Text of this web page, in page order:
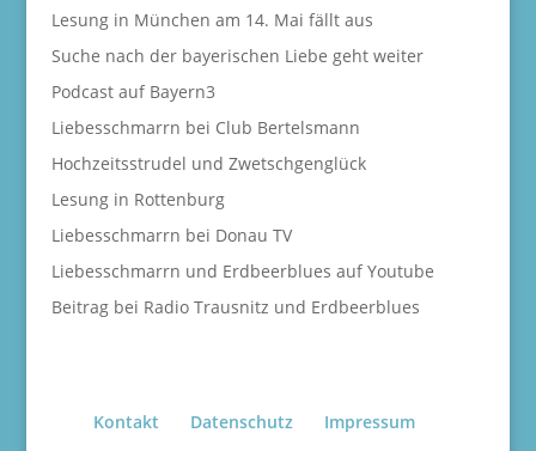
Lesung in München am 14. Mai fällt aus
Suche nach der bayerischen Liebe geht weiter
Podcast auf Bayern3
Liebesschmarrn bei Club Bertelsmann
Hochzeitsstrudel und Zwetschgenglück
Lesung in Rottenburg
Liebesschmarrn bei Donau TV
Liebesschmarrn und Erdbeerblues auf Youtube
Beitrag bei Radio Trausnitz und Erdbeerblues
Kontakt Datenschutz Impressum